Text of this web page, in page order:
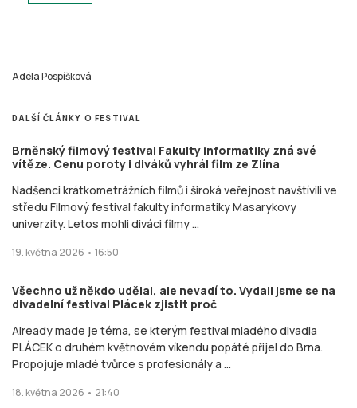
Adéla Pospíšková
DALŠÍ ČLÁNKY O FESTIVAL
Brněnský filmový festival Fakulty informatiky zná své
vítěze. Cenu poroty i diváků vyhrál film ze Zlína
Nadšenci krátkometrážních filmů i široká veřejnost navštívili ve
středu Filmový festival fakulty informatiky Masarykovy
univerzity. Letos mohli diváci filmy ...
19. května 2026 • 16:50
Všechno už někdo udělal, ale nevadí to. Vydali jsme se na
divadelní festival Plácek zjistit proč
Already made je téma, se kterým festival mladého divadla
PLÁCEK o druhém květnovém víkendu popáté přijel do Brna.
Propojuje mladé tvůrce s profesionály a ...
18. května 2026 • 21:40